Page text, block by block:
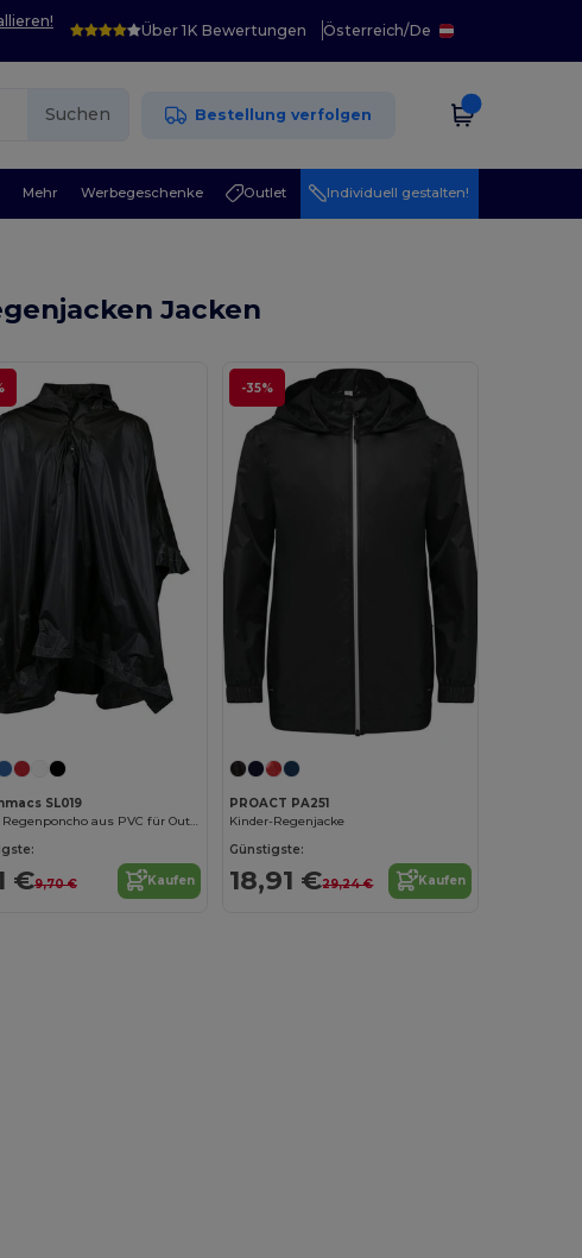
Über 1K Bewertungen Österreich/De
Suchen Bestellung verfolgen
Mehr Werbegeschenke Outlet Individuell gestalten!
Jacken
SL019
Kinder Regenponcho aus PVC für Outdoor-Abenteuer
€9,70 € Kaufen
-35%
PROACT PA251
Kinder-Regenjacke
Günstigste:
18,91 €29,24 € Kaufen